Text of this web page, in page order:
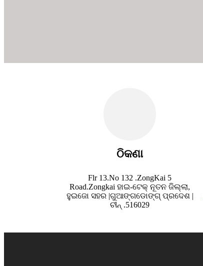
ଠିକଣା
Flr 13.No 132 .ZongKai 5
Road.Zongkai ହାଇ-ଟେକ୍ ନୂତନ ଜିଲ୍ଲା,
ହୁଇଜୋ ସହର |ଗୁଆଙ୍ଗଡୋଙ୍ଗ୍ ପ୍ରଦେଶ |
ଚୀନ୍ .516029